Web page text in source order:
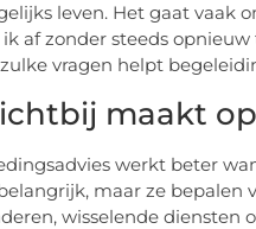
leven. Het gaat vaak
ik af zonder steeds
vragen helpt
maakt
werkt beter
maar ze bepalen
wisselende diensten